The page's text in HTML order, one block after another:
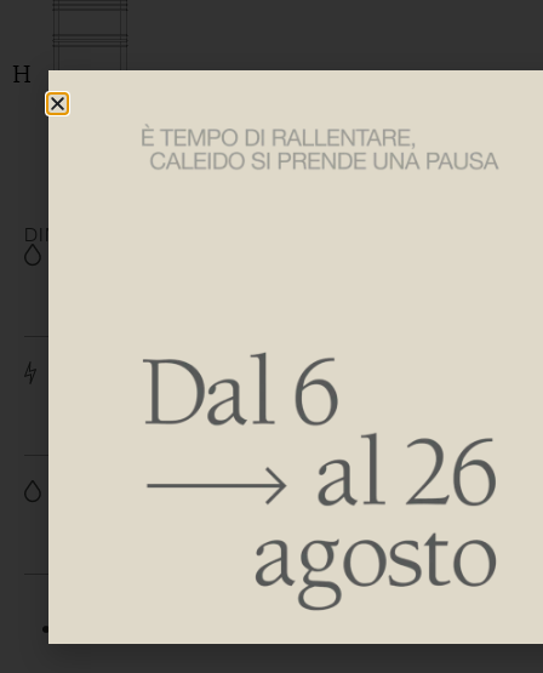
DIMENSIONS
H 730 | 1220 | 1710
L 510
H 774 | 1264 | 1754
L 540